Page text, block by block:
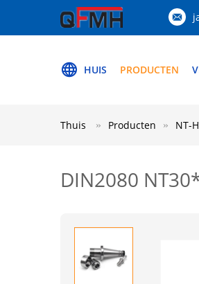
HUIS PRODUCTEN
Thuis Producten NT-
DIN2080